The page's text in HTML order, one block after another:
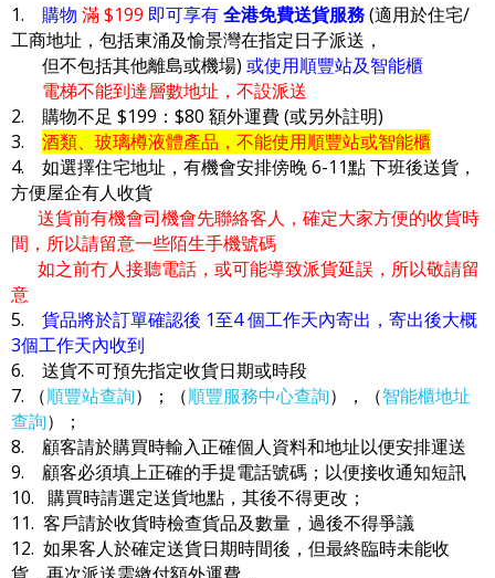
1. 購物 滿 $199 即可享有全港免費送貨服務(適用於住宅/
工商地址，包括東涌及愉景灣在指定日子派送，
但不包括其他離島或機場) 或使用順豐站及智能櫃
電梯不能到達層數地址，不設派送
2. 購物不足 $199：$80 額外運費 (或另外註明)
3. 酒類、玻璃樽液體產品，不能使用順豐站或智能櫃
4. 如選擇住宅地址，有機會安排傍晚 6-11點 下班後送貨，
方便屋企有人收貨
送貨前有機會司機會先聯絡客人，確定大家方便的收貨時
間，所以請留意一些陌生手機號碼
如之前冇人接聽電話，或可能導致派貨延誤，所以敬請留
意
5. 貨品將於訂單確認後 1至4 個工作天內寄出，寄出後大概
3個工作天內收到
6. 送貨不可預先指定收貨日期或時段
7. （順豐站查詢）；（順豐服務中心查詢），（智能櫃地址
查詢）；
8. 顧客請於購買時輸入正確個人資料和地址以便安排運送
9. 顧客必須填上正確的手提電話號碼；以便接收通知短訊
10. 購買時請選定送貨地點，其後不得更改；
11. 客戶請於收貨時檢查貨品及數量，過後不得爭議
12. 如果客人於確定送貨日期時間後，但最終臨時未能收